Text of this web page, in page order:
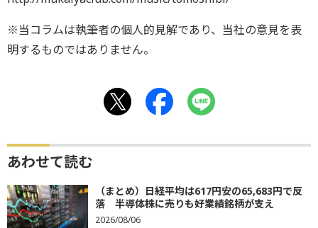
※当コラムは執筆者の個人的見解であり、当社の意見を表
明するものではありません。
あわせて読む
（まとめ）日経平均は617円安の65,683円で反
落 半導体株に売りも好業績銘柄が支え
2026/08/06